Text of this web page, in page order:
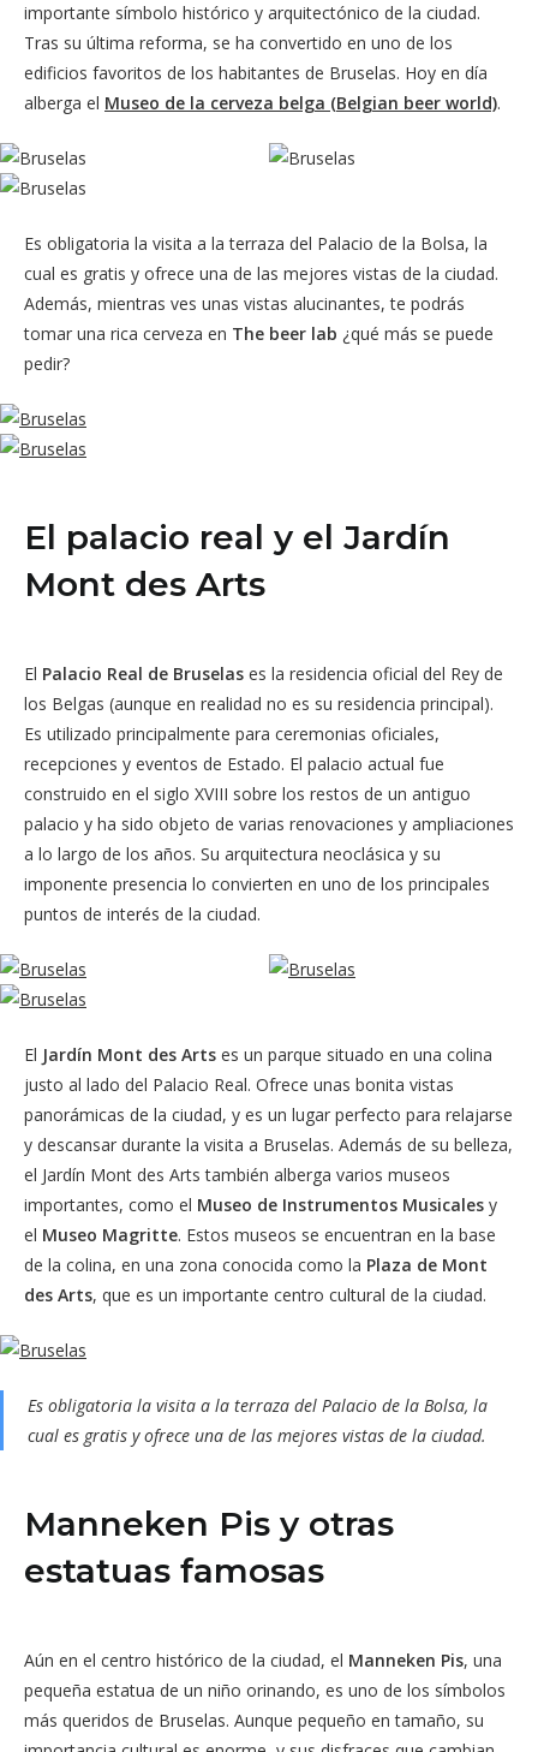
importante símbolo histórico y arquitectónico de la ciudad.
Tras su última reforma, se ha convertido en uno de los
edificios favoritos de los habitantes de Bruselas. Hoy en día
alberga el Museo de la cerveza belga (Belgian beer world).
Es obligatoria la visita a la terraza del Palacio de la Bolsa, la
cual es gratis y ofrece una de las mejores vistas de la ciudad.
Además, mientras ves unas vistas alucinantes, te podrás
tomar una rica cerveza en The beer lab ¿qué más se puede
pedir?
El palacio real y el Jardín
Mont des Arts
El Palacio Real de Bruselas es la residencia oficial del Rey de
los Belgas (aunque en realidad no es su residencia principal).
Es utilizado principalmente para ceremonias oficiales,
recepciones y eventos de Estado. El palacio actual fue
construido en el siglo XVIII sobre los restos de un antiguo
palacio y ha sido objeto de varias renovaciones y ampliaciones
a lo largo de los años. Su arquitectura neoclásica y su
imponente presencia lo convierten en uno de los principales
puntos de interés de la ciudad.
El Jardín Mont des Arts es un parque situado en una colina
justo al lado del Palacio Real. Ofrece unas bonita vistas
panorámicas de la ciudad, y es un lugar perfecto para relajarse
y descansar durante la visita a Bruselas. Además de su belleza,
el Jardín Mont des Arts también alberga varios museos
importantes, como el Museo de Instrumentos Musicales y
el Museo Magritte. Estos museos se encuentran en la base
de la colina, en una zona conocida como la Plaza de Mont
des Arts, que es un importante centro cultural de la ciudad.
Es obligatoria la visita a la terraza del Palacio de la Bolsa, la
cual es gratis y ofrece una de las mejores vistas de la ciudad.
Manneken Pis y otras
estatuas famosas
Aún en el centro histórico de la ciudad, el Manneken Pis, una
pequeña estatua de un niño orinando, es uno de los símbolos
más queridos de Bruselas. Aunque pequeño en tamaño, su